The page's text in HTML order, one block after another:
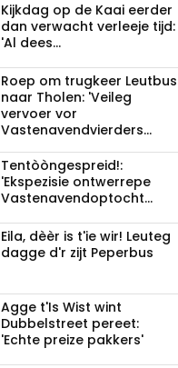
Kijkdag op de Kaai eerder
dan verwacht verleeje tijd:
'Al dees...
Roep om trugkeer Leutbus
naar Tholen: 'Veileg
vervoer vor
Vastenavendvierders...
Tentòòngespreid!:
'Ekspezisie ontwerrepe
Vastenavendoptocht...
Eila, dèèr is t'ie wir! Leuteg
dagge d'r zijt Peperbus
Agge t'Is Wist wint
Dubbelstreet pereet:
'Echte preize pakkers'